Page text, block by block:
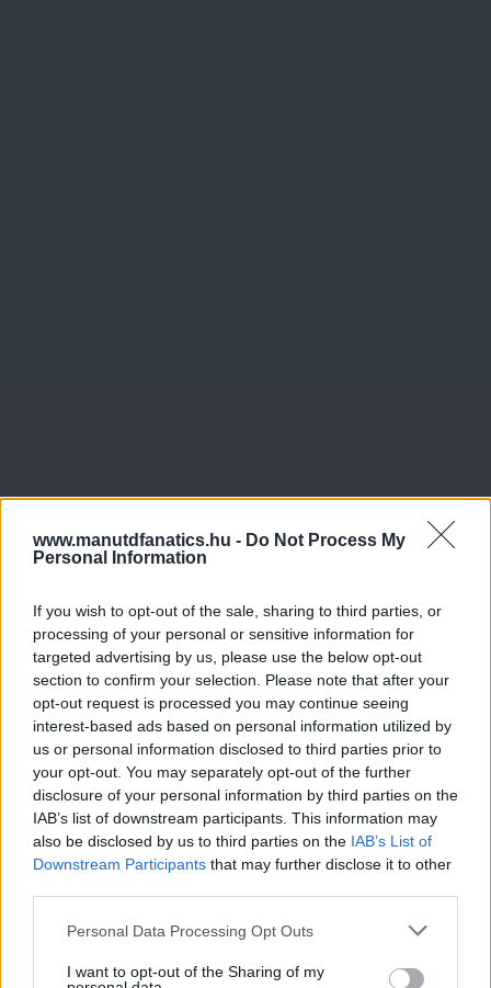
www.manutdfanatics.hu - Do Not Process My
Personal Information
If you wish to opt-out of the sale, sharing to third parties, or
processing of your personal or sensitive information for
targeted advertising by us, please use the below opt-out
section to confirm your selection. Please note that after your
opt-out request is processed you may continue seeing
interest-based ads based on personal information utilized by
us or personal information disclosed to third parties prior to
your opt-out. You may separately opt-out of the further
disclosure of your personal information by third parties on the
IAB’s list of downstream participants. This information may
also be disclosed by us to third parties on the IAB’s List of
Downstream Participants that may further disclose it to other
Please note that this website/app uses one or more Google
not limited to your visit or usage behaviour. You may click to
Personal Data Processing Opt Outs
I want to opt-out of the Sharing of my